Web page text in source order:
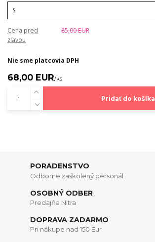
Cena pred
zľavou
85,00 EUR
Nie sme platcovia DPH
68,00 EUR/ks
Pridať do košíka
PORADENSTVO
Odborne zaškolený personál
OSOBNÝ ODBER
Predajňa Nitra
DOPRAVA ZADARMO
Pri nákupe nad 150 Eur